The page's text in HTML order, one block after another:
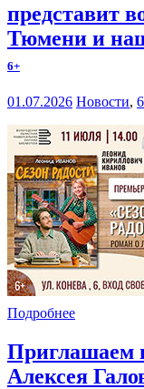
представит
Тюмени и
6+
01.07.2026 Новости,
Подробнее
Приглашаем
Алексея